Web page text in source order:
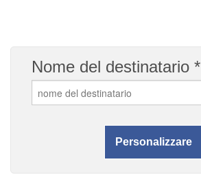
Nome del destinatario *